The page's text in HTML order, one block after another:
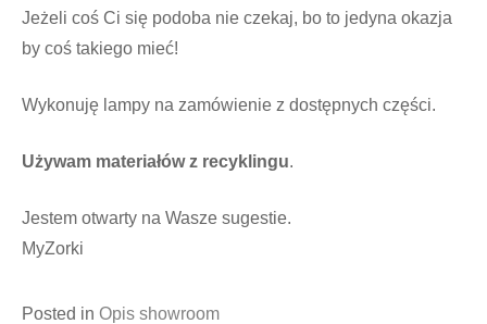
Jeżeli coś Ci się podoba nie czekaj, bo to jedyna okazja
by coś takiego mieć!
Wykonuję lampy na zamówienie z dostępnych części.
Używam materiałów z recyklingu.
Jestem otwarty na Wasze sugestie.
MyZorki
Posted in Opis showroom